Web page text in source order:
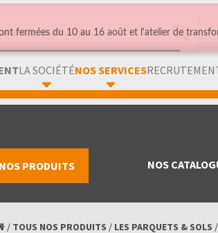
LA SOCIÉTÉNOS SERVICES
PRODUITS NOS
/ TOUS NOS PRODUITS / LES PARQUETS & SOLS /
fermées du 10 au 16 août et l'atelier de